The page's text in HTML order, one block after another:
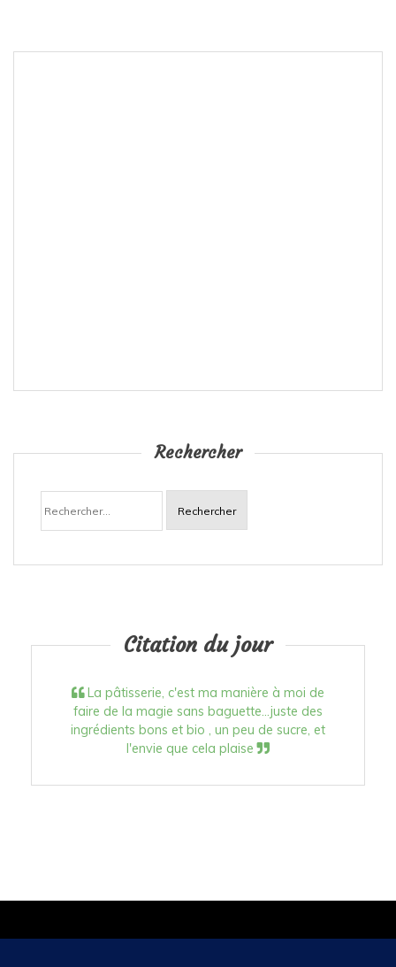
Rechercher
Citation du jour
La pâtisserie, c'est ma manière à moi de
faire de la magie sans baguette...juste des
ingrédients bons et bio , un peu de sucre, et
l'envie que cela plaise